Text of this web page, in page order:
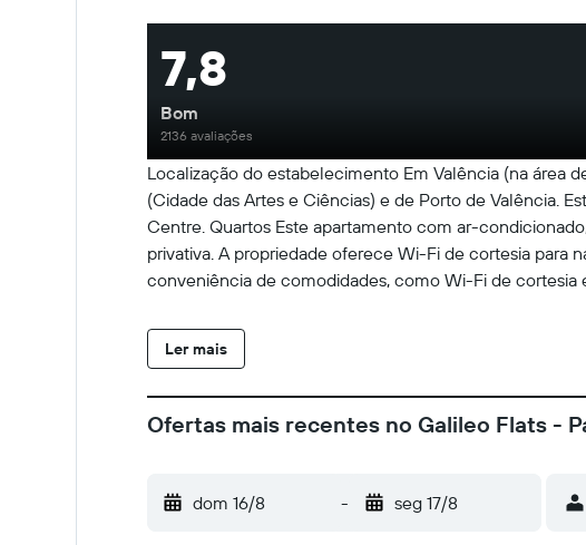
Localização do estabelecimento Em Valência (na área
(Cidade das Artes e Ciências) e de Porto de Valência.
Centre. Quartos Este apartamento com ar-
privativa. A propriedade oferece Wi-Fi de cortesia para
conveniência de comodidades, como Wi-Fi de cortesia
Ler mais
7,8
Bom
2136 avaliações
Ofertas mais recentes no Galileo Flats -
dom 16/8 - seg 17/8